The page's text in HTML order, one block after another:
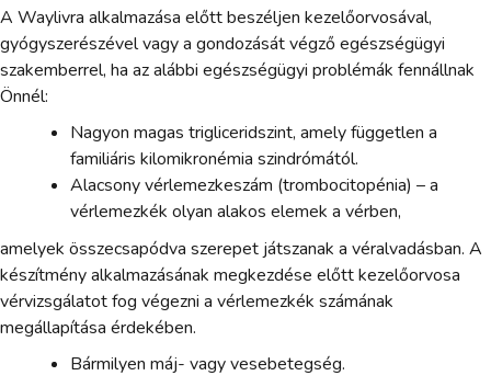
A Waylivra alkalmazása előtt beszéljen kezelőorvosával,
gyógyszerészével vagy a gondozását végző egészségügyi
szakemberrel, ha az alábbi egészségügyi problémák fennállnak
Önnél:
Nagyon magas trigliceridszint, amely független a
familiáris kilomikronémia szindrómától.
Alacsony vérlemezkeszám (trombocitopénia) – a
vérlemezkék olyan alakos elemek a vérben,
amelyek összecsapódva szerepet játszanak a véralvadásban. A
készítmény alkalmazásának megkezdése előtt kezelőorvosa
vérvizsgálatot fog végezni a vérlemezkék számának
megállapítása érdekében.
Bármilyen máj- vagy vesebetegség.